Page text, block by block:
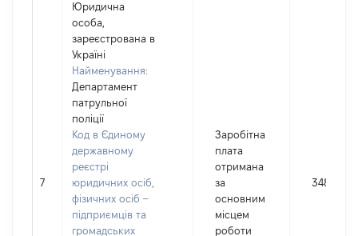
7
Юридична
особа,
зареєстрована в
Україні
Найменування:
Департамент
патрульної
поліції
Код в Єдиному
державному
реєстрі
юридичних осіб,
фізичних осіб –
підприємців та
громадських
Заробітна
плата
отримана
за
основним
місцем
роботи
34818